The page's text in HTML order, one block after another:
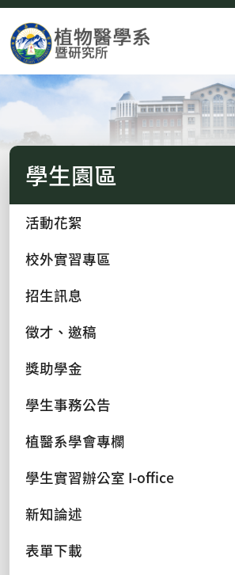
學生園區
活動花絮
校外實習專區
招生訊息
徵才、邀稿
獎助學金
學生事務公告
植醫系學會專欄
學生實習辦公室 I-office
新知論述
表單下載